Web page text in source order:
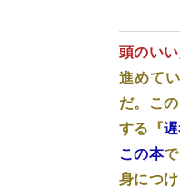
頭のい
進めて
だ。こ
する『
この本
身につけ